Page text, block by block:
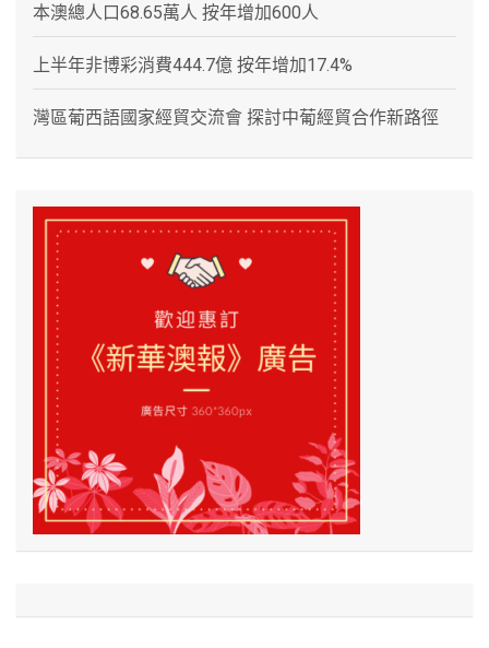
本澳總人口68.65萬人 按年增加600人
上半年非博彩消費444.7億 按年增加17.4%
灣區葡西語國家經貿交流會 探討中葡經貿合作新路徑